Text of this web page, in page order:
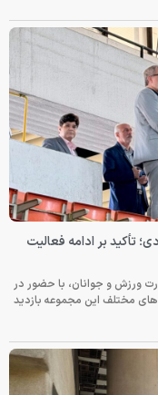
تأکید بر ادامه فعالیت
ورزش و جوانان، با حضور در
مختلف این مجموعه بازدید